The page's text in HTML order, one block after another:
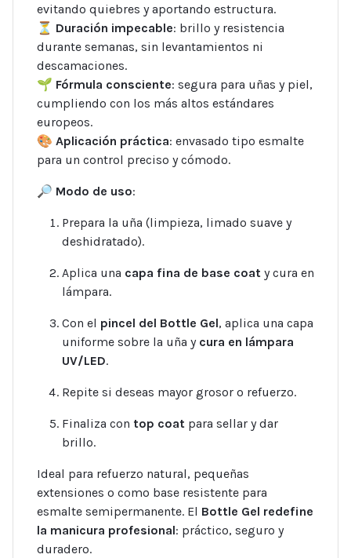
evitando quiebres y aportando estructura.
⏳ Duración impecable: brillo y resistencia
durante semanas, sin levantamientos ni
descamaciones.
🌱 Fórmula consciente: segura para uñas y piel,
cumpliendo con los más altos estándares
europeos.
🎨 Aplicación práctica: envasado tipo esmalte
para un control preciso y cómodo.
🔎 Modo de uso:
Prepara la uña (limpieza, limado suave y
deshidratado).
Aplica una capa fina de base coat y cura en
lámpara.
Con el pincel del Bottle Gel, aplica una capa
uniforme sobre la uña y cura en lámpara
UV/LED.
Repite si deseas mayor grosor o refuerzo.
Finaliza con top coat para sellar y dar
brillo.
Ideal para refuerzo natural, pequeñas
extensiones o como base resistente para
esmalte semipermanente. El Bottle Gel redefine
la manicura profesional: práctico, seguro y
duradero.